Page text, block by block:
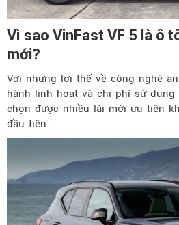
Vì sao VinFast VF 5 là ô
mới?
Với những lợi thế về công nghệ
hành linh hoạt và chi phí sử dụng
chọn được nhiều lái mới ưu tiên
đầu tiên.